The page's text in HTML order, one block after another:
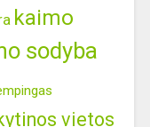
kaimo
sodyba
vietos